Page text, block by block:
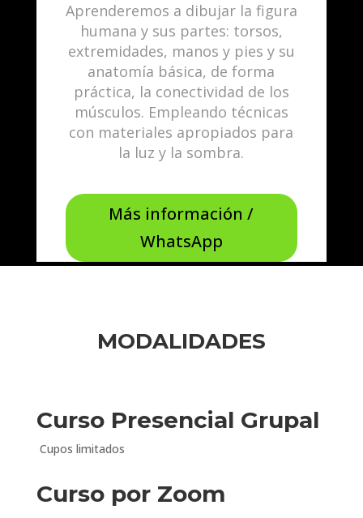
Aprenderemos a dibujar la figura
humana y sus partes: torsos,
extremidades, manos y pies y su
anatomía básica, de forma
práctica, la conectividad de los
músculos. Empleando técnicas
con materiales apropiados para
la luz y la sombra.
Más información /
WhatsApp
MODALIDADES
Curso Presencial Grupal
Cupos limitados
Curso por Zoom